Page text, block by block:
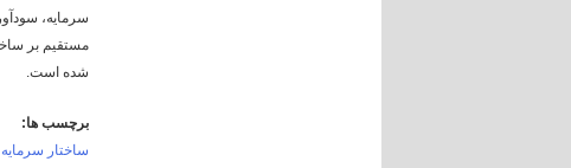
سرمایه،
مستقیم بر
شده است.
برچسب ها:
ساختار سرمایه